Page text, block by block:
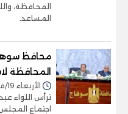
المحافظة،
المساعد.
محافظ
المحافظة
الأربعاء 19/فبراير/2025 - 05:53 م
ترأس اللواء
اجتماع